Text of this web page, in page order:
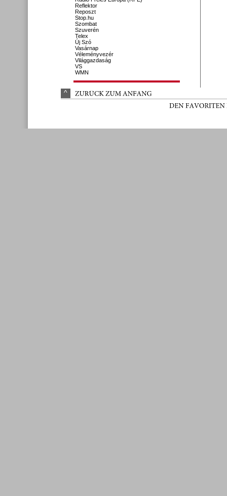
Reflektor
Reposzt
Stop.hu
Szombat
Szuverén
Telex
Új Szó
Vasárnap
Véleményvezér
Világgazdaság
VS
WMN
^ ZURÜCK ZUM ANFANG
DEN FAVORITEN